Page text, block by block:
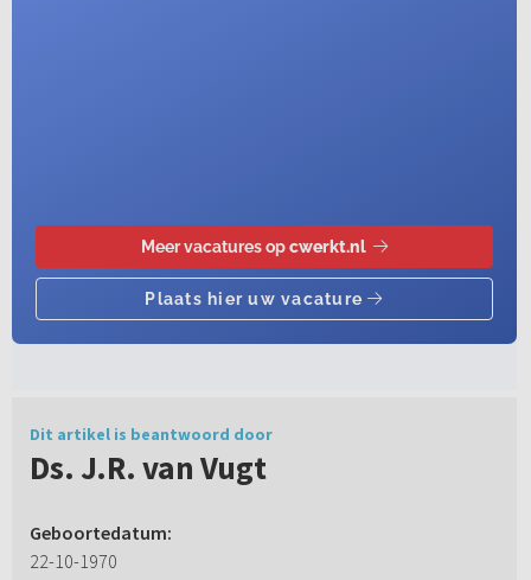
Dit artikel is beantwoord door
Ds. J.R. van Vugt
Geboortedatum:
22-10-1970